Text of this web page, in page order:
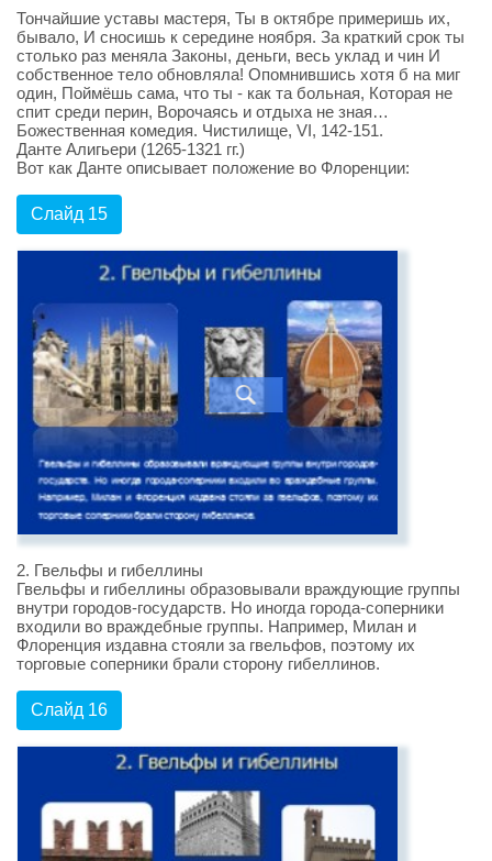
Тончайшие уставы мастеря, Ты в октябре примеришь их,
бывало, И сносишь к середине ноября. За краткий срок ты
столько раз меняла Законы, деньги, весь уклад и чин И
собственное тело обновляла! Опомнившись хотя б на миг
один, Поймёшь сама, что ты - как та больная, Которая не
спит среди перин, Ворочаясь и отдыха не зная…
Божественная комедия. Чистилище, VI, 142-151.
Данте Алигьери (1265-1321 гг.)
Вот как Данте описывает положение во Флоренции:
Слайд 15
2. Гвельфы и гибеллины
Гвельфы и гибеллины образовывали враждующие группы
внутри городов-государств. Но иногда города-соперники
входили во враждебные группы. Например, Милан и
Флоренция издавна стояли за гвельфов, поэтому их
торговые соперники брали сторону гибеллинов.
Слайд 16